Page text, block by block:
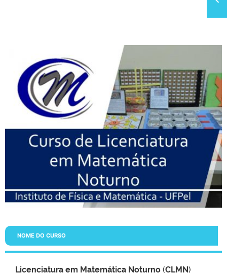
CLMN2025
NOME DO CURSO
Licenciatura em Matemática Noturno(CLMN)